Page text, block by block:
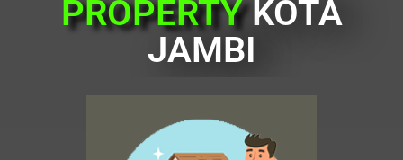
PROPERTYKOTA
JAMBI